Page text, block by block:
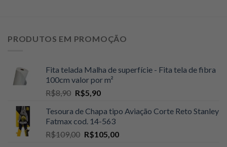
PRODUTOS EM PROMOÇÃO
Fita telada Malha de superfície - Fita tela de fibra
100cm valor por m²
R$8,90 O
original
era:
R$8,90.
R$5,90O
atual
é:
R$5,90.
Tesoura de Chapa tipo Aviação Corte Reto Stanley
Fatmax cod. 14-563
R$109,00 O
R$105,00O